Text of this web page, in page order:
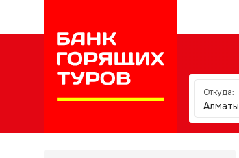
Откуда:
Алматы